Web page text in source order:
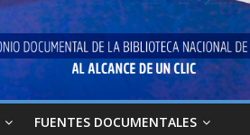
FUENTES DOCUMENTALES